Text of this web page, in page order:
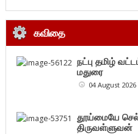
கவிதை
நட்பு தமிழ்
மதுரை
04 August 2026
தூய்மையே
திருவள்ளுவன்